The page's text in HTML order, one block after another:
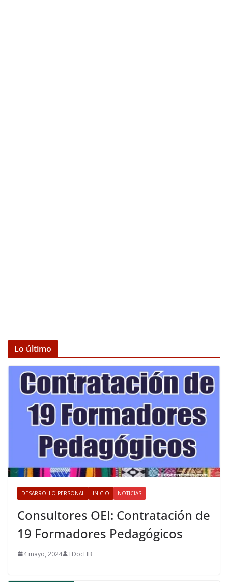
Lo último
DESARROLLO PERSONAL INICIO NOTICIAS
Consultores OEI: Contratación de
19 Formadores Pedagógicos
4 mayo, 2024 TDocEIB